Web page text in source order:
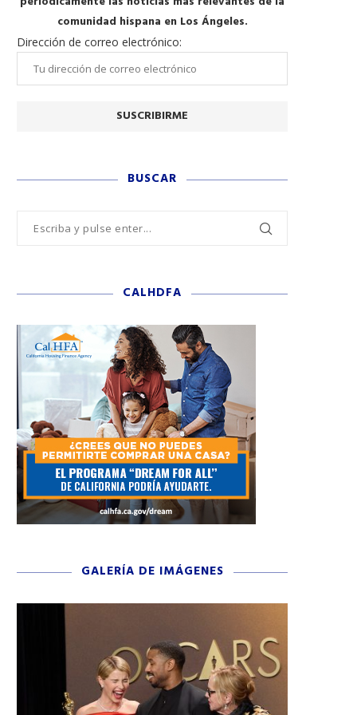
comunidad hispana en Los Ángeles.
Dirección de correo electrónico:
BUSCAR
CALHDFA
GALERÍA DE IMÁGENES